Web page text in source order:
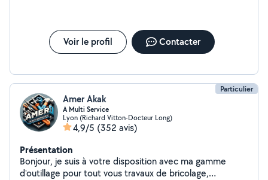
bien entretenu.
Voir le profil Contacter
Particulier
Amer Akak
A Multi Service
Lyon (Richard Vitton-Docteur Long)
4,9/5 (352 avis)
Présentation
Bonjour, je suis à votre disposition avec ma gamme
d'outillage pour tout vous travaux de bricolage,